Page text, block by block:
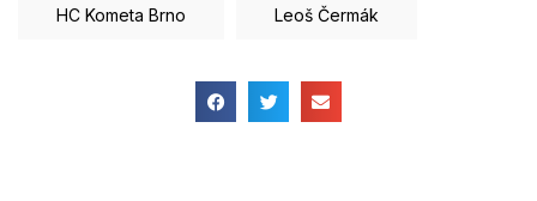
HC Kometa Brno Leoš Čermák